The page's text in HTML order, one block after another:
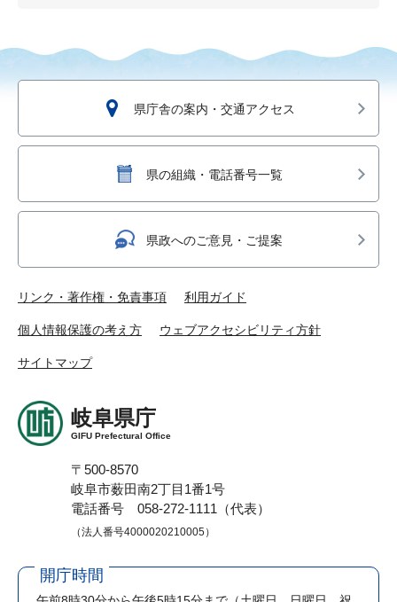
県庁舎の案内・交通アクセス
県の組織・電話番号一覧
県政へのご意見・ご提案
リンク・著作権・免責事項 利用ガイド
個人情報保護の考え方 ウェブアクセシビリティ方針
サイトマップ
岐阜県庁
GIFU Prefectural Office
〒500-8570
岐阜市薮田南2丁目1番1号
電話番号 058-272-1111（代表）
（法人番号4000020210005）
開庁時間